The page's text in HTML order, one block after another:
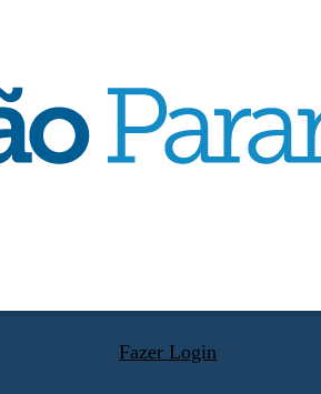
Fazer Login